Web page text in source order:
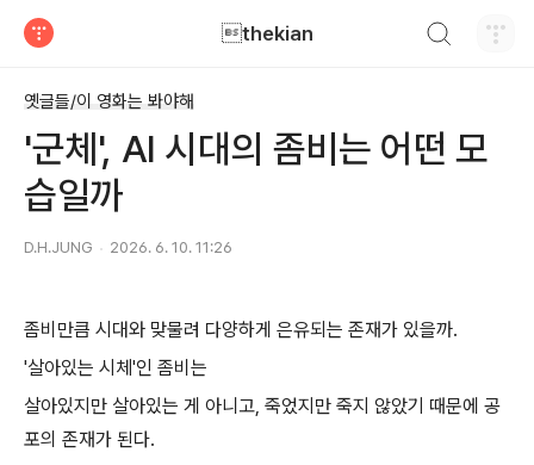
thekian
옛글들/이 영화는 봐야해
'군체', AI 시대의 좀비는 어떤 모
습일까
D.H.JUNG 2026. 6. 10. 11:26
좀비만큼 시대와 맞물려 다양하게 은유되는 존재가 있을까.
'살아있는 시체'인 좀비는
살아있지만 살아있는 게 아니고, 죽었지만 죽지 않았기 때문에 공
포의 존재가 된다.